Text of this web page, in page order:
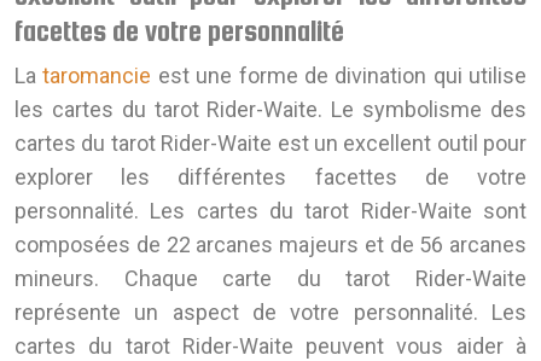
facettes de votre personnalité
Lataromancie est une forme de divination qui utilise
les cartes du tarot Rider-Waite. Le symbolisme des
cartes du tarot Rider-Waite est un excellent outil pour
explorer les différentes facettes de votre
personnalité. Les cartes du tarot Rider-Waite sont
composées de 22 arcanes majeurs et de 56 arcanes
mineurs. Chaque carte du tarot Rider-Waite
représente un aspect de votre personnalité. Les
cartes du tarot Rider-Waite peuvent vous aider à